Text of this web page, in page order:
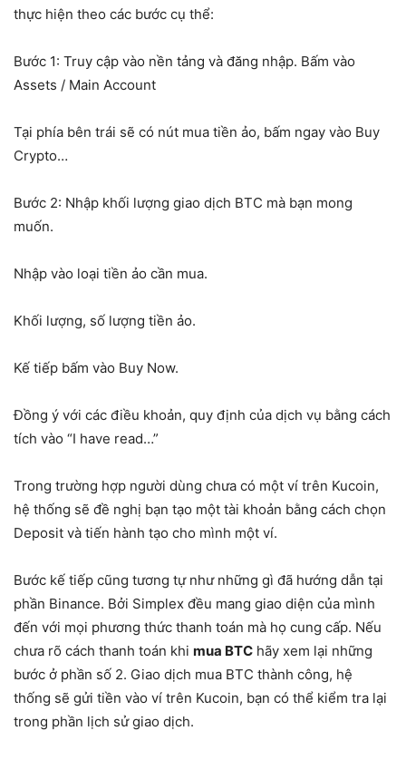
thực hiện theo các bước cụ thể:
Bước 1: Truy cập vào nền tảng và đăng nhập. Bấm vào
Assets / Main Account
Tại phía bên trái sẽ có nút mua tiền ảo, bấm ngay vào Buy
Crypto…
Bước 2: Nhập khối lượng giao dịch BTC mà bạn mong
muốn.
Nhập vào loại tiền ảo cần mua.
Khối lượng, số lượng tiền ảo.
Kế tiếp bấm vào Buy Now.
Đồng ý với các điều khoản, quy định của dịch vụ bằng cách
tích vào “I have read…”
Trong trường hợp người dùng chưa có một ví trên Kucoin,
hệ thống sẽ đề nghị bạn tạo một tài khoản bằng cách chọn
Deposit và tiến hành tạo cho mình một ví.
Bước kế tiếp cũng tương tự như những gì đã hướng dẫn tại
phần Binance. Bởi Simplex đều mang giao diện của mình
đến với mọi phương thức thanh toán mà họ cung cấp. Nếu
chưa rõ cách thanh toán khi mua BTC hãy xem lại những
bước ở phần số 2. Giao dịch mua BTC thành công, hệ
thống sẽ gửi tiền vào ví trên Kucoin, bạn có thể kiểm tra lại
trong phần lịch sử giao dịch.